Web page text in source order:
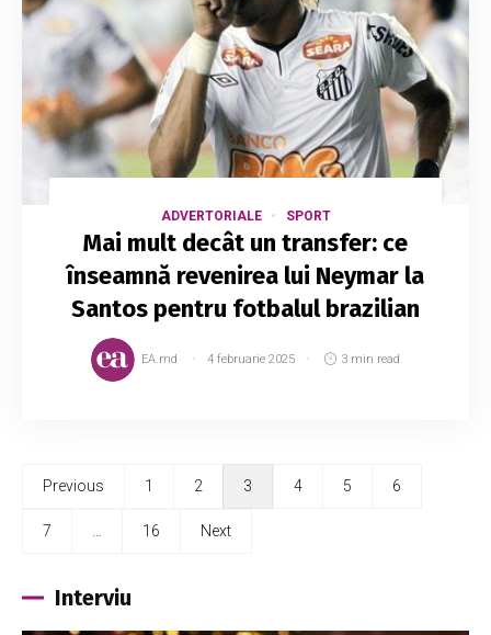
ADVERTORIALE SPORT
Mai mult decât un transfer: ce
înseamnă revenirea lui Neymar la
Santos pentru fotbalul brazilian
EA.md 4 februarie 2025 3 min read
Previous 1 2 3 4 5 6
7 … 16 Next
Interviu